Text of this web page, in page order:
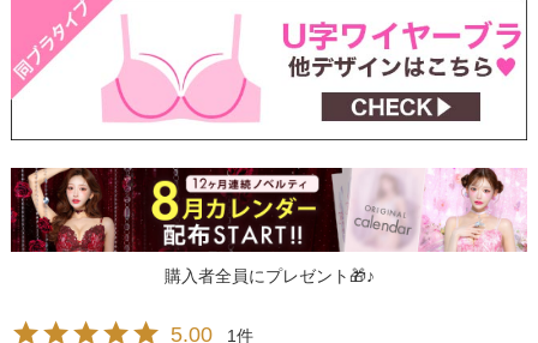
購入者全員にプレゼント🎁♪
5.00 1